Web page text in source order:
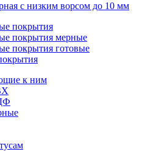
с низким ворсом до 10 мм
покрытия
покрытия мерные
покрытия готовые
к ним